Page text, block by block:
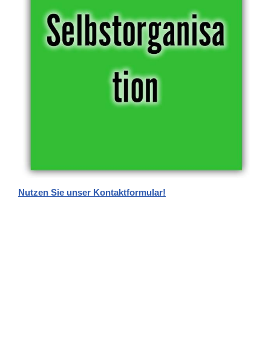
Nutzen Sie unser Kontaktformular!